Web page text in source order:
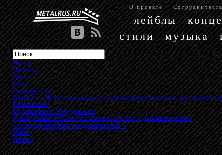
О проекте
лейблы
стили
музыка
Начало
Помощь
Поиск
Вход
Регистрация
MetalRus - Форум музыкального сообщества тяжелого рока и металла
Объявления»
Музыкальное оборудование»
Краснушный Edwards Explorer E-EX-110 с датчиками EMG
« предыдущая тема следующая тема »
Ответ
Печать